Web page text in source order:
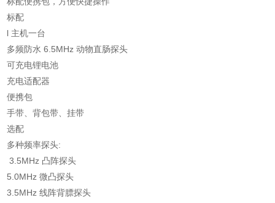
标配
l 主机一台
多频防水 6.5MHz 动物直肠探头
可充电锂电池
充电适配器
便携包
手带、背包带、挂带
选配
多种频率探头:
3.5MHz 凸阵探头
5.0MHz 微凸探头
3.5MHz 线阵背膘探头